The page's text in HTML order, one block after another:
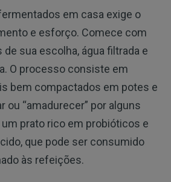
em casa exige o
e esforço. Comece com
sua escolha, água filtrada e
O processo consiste em
bem compactados em potes e
ou “amadurecer” por alguns
um prato rico em probióticos e
que pode ser consumido
às refeições.